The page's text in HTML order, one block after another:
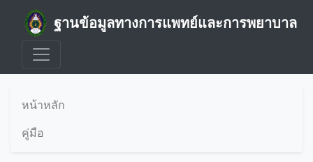
ฐานข้อมูลทางการแพทย์และการพยาบาล
หน้าหลัก
คู่มือ